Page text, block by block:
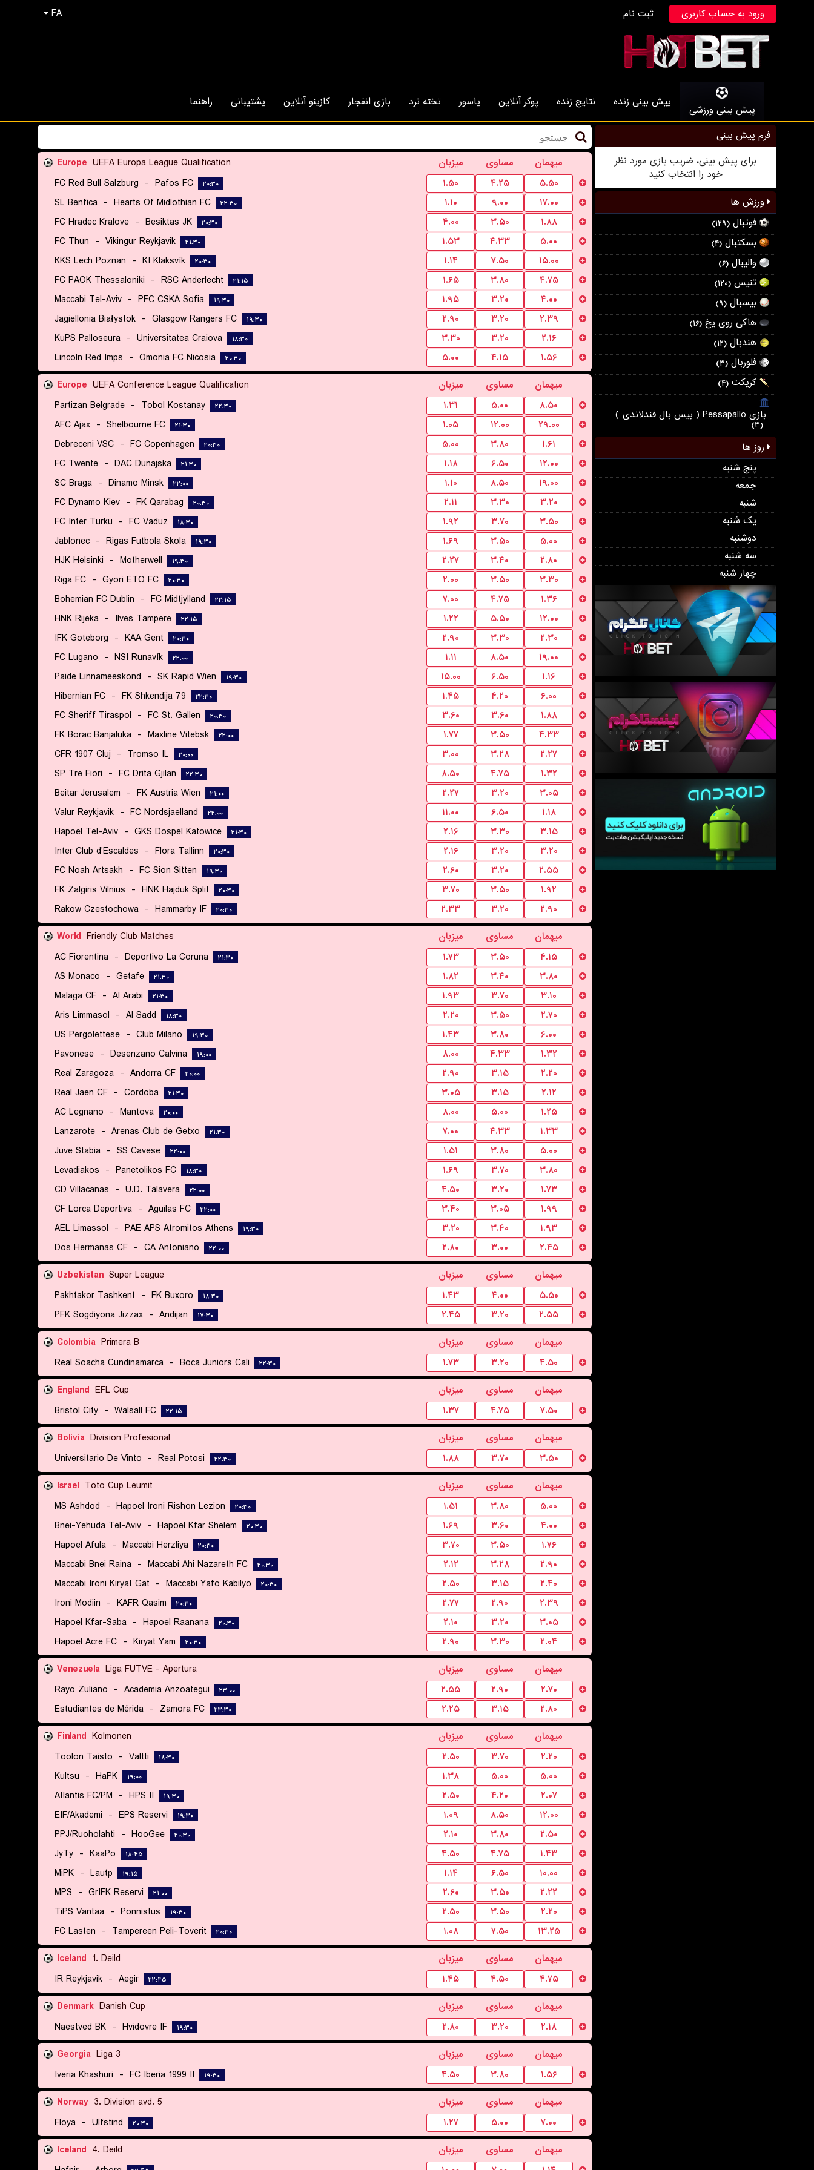
FA ورود به حساب کاربری ثبت نام
پیش بینی ورزشی
پیش بینی زنده نتایج زنده پوکر آنلاین پاسور تخته نرد بازی انفجار کازینو آنلاین پشتیبانی راهنما
فرم پیش بینی
برای پیش بینی، ضریب بازی مورد نظر
خود را انتخاب کنید
ورزش ها
فوتبال (۱۲۹)
بسکتبال (۴)
والیبال (۶)
تنیس (۱۲۰)
بیسبال (۹)
هاکی روی یخ (۱۶)
هندبال (۱۲)
فلوربال (۳)
کریکت (۴)
بازی Pessapallo ( بیس بال فندلاندی )
(۳)
روز ها
پنج شنبه
جمعه
شنبه
یک شنبه
دوشنبه
سه شنبه
چهار شنبه
Europe UEFA Europa League Qualification میزبان مساوی
میهمان
FC Red Bull Salzburg - Pafos FC ۲۰:۳۰ ۱.۵۰ ۴.۲۵
۵.۵۰
SL Benfica - Hearts Of Midlothian FC ۲۲:۳۰ ۱.۱۰ ۹.۰۰
۱۷.۰۰
FC Hradec Kralove - Besiktas JK ۲۰:۳۰ ۴.۰۰ ۳.۵۰
۱.۸۸
FC Thun - Vikingur Reykjavik ۲۱:۳۰ ۱.۵۳ ۴.۳۳
۵.۰۰
KKS Lech Poznan - KI Klaksvík ۲۰:۳۰ ۱.۱۴ ۷.۵۰
۱۵.۰۰
FC PAOK Thessaloniki - RSC Anderlecht ۲۱:۱۵ ۱.۶۵ ۳.۸۰
۴.۷۵
Maccabi Tel-Aviv - PFC CSKA Sofia ۱۹:۳۰ ۱.۹۵ ۳.۲۰
۴.۰۰
Jagiellonia Białystok - Glasgow Rangers FC ۱۹:۳۰ ۲.۹۰ ۳.۲۰
۲.۳۹
KuPS Palloseura - Universitatea Craiova ۱۸:۳۰ ۳.۳۰ ۳.۲۰
۲.۱۶
Lincoln Red Imps - Omonia FC Nicosia ۲۰:۳۰ ۵.۰۰ ۴.۱۵
۱.۵۶
Europe UEFA Conference League Qualification میزبان مساوی
میهمان
Partizan Belgrade - Tobol Kostanay ۲۲:۳۰ ۱.۳۱ ۵.۰۰
۸.۵۰
AFC Ajax - Shelbourne FC ۲۱:۳۰ ۱.۰۵ ۱۲.۰۰
۲۹.۰۰
Debreceni VSC - FC Copenhagen ۲۰:۳۰ ۵.۰۰ ۳.۸۰
۱.۶۱
FC Twente - DAC Dunajska ۲۱:۳۰ ۱.۱۸ ۶.۵۰
۱۲.۰۰
SC Braga - Dinamo Minsk ۲۲:۰۰ ۱.۱۰ ۸.۵۰
۱۹.۰۰
FC Dynamo Kiev - FK Qarabag ۲۰:۳۰ ۲.۱۱ ۳.۳۰
۳.۲۰
FC Inter Turku - FC Vaduz ۱۸:۳۰ ۱.۹۲ ۳.۷۰
۳.۵۰
Jablonec - Rigas Futbola Skola ۱۹:۳۰ ۱.۶۹ ۳.۵۰
۵.۰۰
HJK Helsinki - Motherwell ۱۹:۳۰ ۲.۲۷ ۳.۴۰
۲.۸۰
Riga FC - Gyori ETO FC ۲۰:۳۰ ۲.۰۰ ۳.۵۰
۳.۳۰
Bohemian FC Dublin - FC Midtjylland ۲۲:۱۵ ۷.۰۰ ۴.۷۵
۱.۳۶
HNK Rijeka - Ilves Tampere ۲۲:۱۵ ۱.۲۲ ۵.۵۰
۱۲.۰۰
IFK Goteborg - KAA Gent ۲۰:۳۰ ۲.۹۰ ۳.۳۰
۲.۳۰
FC Lugano - NSI Runavík ۲۲:۰۰ ۱.۱۱ ۸.۵۰
۱۹.۰۰
Paide Linnameeskond - SK Rapid Wien ۱۹:۳۰ ۱۵.۰۰ ۶.۵۰
۱.۱۶
Hibernian FC - FK Shkendija 79 ۲۲:۳۰ ۱.۴۵ ۴.۲۰
۶.۰۰
FC Sheriff Tiraspol - FC St. Gallen ۲۰:۳۰ ۳.۶۰ ۳.۶۰
۱.۸۸
FK Borac Banjaluka - Maxline Vitebsk ۲۲:۰۰ ۱.۷۷ ۳.۵۰
۴.۳۳
CFR 1907 Cluj - Tromso IL ۲۰:۰۰ ۳.۰۰ ۳.۲۸
۲.۲۷
SP Tre Fiori - FC Drita Gjilan ۲۲:۳۰ ۸.۵۰ ۴.۷۵
۱.۳۲
Beitar Jerusalem - FK Austria Wien ۲۱:۰۰ ۲.۲۷ ۳.۲۰
۳.۰۵
Valur Reykjavik - FC Nordsjaelland ۲۲:۰۰ ۱۱.۰۰ ۶.۵۰
۱.۱۸
Hapoel Tel-Aviv - GKS Dospel Katowice ۲۱:۳۰ ۲.۱۶ ۳.۳۰
۳.۱۵
Inter Club d'Escaldes - Flora Tallinn ۲۰:۳۰ ۲.۱۶ ۳.۲۰
۳.۲۰
FC Noah Artsakh - FC Sion Sitten ۱۹:۳۰ ۲.۶۰ ۳.۲۰
۲.۵۵
FK Zalgiris Vilnius - HNK Hajduk Split ۲۰:۳۰ ۳.۷۰ ۳.۵۰
۱.۹۲
Rakow Czestochowa - Hammarby IF ۲۰:۳۰ ۲.۳۳ ۳.۲۰
۲.۹۰
World Friendly Club Matches میزبان مساوی
میهمان
AC Fiorentina - Deportivo La Coruna ۲۱:۳۰ ۱.۷۳ ۳.۵۰
۴.۱۵
AS Monaco - Getafe ۲۱:۳۰ ۱.۸۲ ۳.۴۰
۳.۸۰
Malaga CF - Al Arabi ۲۱:۳۰ ۱.۹۳ ۳.۷۰
۳.۱۰
Aris Limmasol - Al Sadd ۱۸:۳۰ ۲.۲۰ ۳.۵۰
۲.۷۰
US Pergolettese - Club Milano ۱۹:۳۰ ۱.۴۳ ۳.۸۰
۶.۰۰
Pavonese - Desenzano Calvina ۱۹:۰۰ ۸.۰۰ ۴.۳۳
۱.۳۲
Real Zaragoza - Andorra CF ۲۰:۰۰ ۲.۹۰ ۳.۱۵
۲.۲۰
Real Jaen CF - Cordoba ۲۱:۳۰ ۳.۰۵ ۳.۱۵
۲.۱۲
AC Legnano - Mantova ۲۰:۰۰ ۸.۰۰ ۵.۰۰
۱.۲۵
Lanzarote - Arenas Club de Getxo ۲۱:۳۰ ۷.۰۰ ۴.۳۳
۱.۳۳
Juve Stabia - SS Cavese ۲۲:۰۰ ۱.۵۱ ۳.۸۰
۵.۰۰
Levadiakos - Panetolikos FC ۱۸:۳۰ ۱.۶۹ ۳.۷۰
۳.۸۰
CD Villacanas - U.D. Talavera ۲۲:۰۰ ۴.۵۰ ۳.۲۰
۱.۷۳
CF Lorca Deportiva - Aguilas FC ۲۲:۰۰ ۳.۴۰ ۳.۰۵
۱.۹۹
AEL Limassol - PAE APS Atromitos Athens ۱۹:۳۰ ۳.۲۰ ۳.۴۰
۱.۹۳
Dos Hermanas CF - CA Antoniano ۲۲:۰۰ ۲.۸۰ ۳.۰۰
۲.۴۵
Uzbekistan Super League میزبان مساوی
میهمان
Pakhtakor Tashkent - FK Buxoro ۱۸:۳۰ ۱.۴۳ ۴.۰۰
۵.۵۰
PFK Sogdiyona Jizzax - Andijan ۱۷:۳۰ ۲.۴۵ ۳.۲۰
۲.۵۵
Colombia Primera B میزبان مساوی
میهمان
Real Soacha Cundinamarca - Boca Juniors Cali ۲۲:۳۰ ۱.۷۳ ۳.۲۰
۴.۵۰
England EFL Cup میزبان مساوی
میهمان
Bristol City - Walsall FC ۲۲:۱۵ ۱.۳۷ ۴.۷۵
۷.۵۰
Bolivia Division Profesional میزبان مساوی
میهمان
Universitario De Vinto - Real Potosi ۲۲:۳۰ ۱.۸۸ ۳.۷۰
۳.۵۰
Israel Toto Cup Leumit میزبان مساوی
میهمان
MS Ashdod - Hapoel Ironi Rishon Lezion ۲۰:۳۰ ۱.۵۱ ۳.۸۰
۵.۰۰
Bnei-Yehuda Tel-Aviv - Hapoel Kfar Shelem ۲۰:۳۰ ۱.۶۹ ۳.۶۰
۴.۰۰
Hapoel Afula - Maccabi Herzliya ۲۰:۳۰ ۳.۷۰ ۳.۵۰
۱.۷۶
Maccabi Bnei Raina - Maccabi Ahi Nazareth FC ۲۰:۳۰ ۲.۱۲ ۳.۲۸
۲.۹۰
Maccabi Ironi Kiryat Gat - Maccabi Yafo Kabilyo ۲۰:۳۰ ۲.۵۰ ۳.۱۵
۲.۴۰
Ironi Modiin - KAFR Qasim ۲۰:۳۰ ۲.۷۷ ۲.۹۰
۲.۳۹
Hapoel Kfar-Saba - Hapoel Raanana ۲۰:۳۰ ۲.۱۰ ۳.۲۰
۳.۰۵
Hapoel Acre FC - Kiryat Yam ۲۰:۳۰ ۲.۹۰ ۳.۳۰
۲.۰۴
Venezuela Liga FUTVE - Apertura میزبان مساوی
میهمان
Rayo Zuliano - Academia Anzoategui ۲۳:۰۰ ۲.۵۵ ۲.۹۰
۲.۷۰
Estudiantes de Mérida - Zamora FC ۲۳:۳۰ ۲.۲۵ ۳.۱۵
۲.۸۰
Finland Kolmonen میزبان مساوی
میهمان
Toolon Taisto - Valtti ۱۸:۳۰ ۲.۵۰ ۳.۷۰
۲.۲۰
Kultsu - HaPK ۱۹:۰۰ ۱.۳۸ ۵.۰۰
۵.۰۰
Atlantis FC/PM - HPS II ۱۹:۳۰ ۲.۵۰ ۴.۲۰
۲.۰۷
EIF/Akademi - EPS Reservi ۱۹:۳۰ ۱.۰۹ ۸.۵۰
۱۲.۰۰
PPJ/Ruoholahti - HooGee ۲۰:۳۰ ۲.۱۰ ۳.۸۰
۲.۵۰
JyTy - KaaPo ۱۸:۴۵ ۴.۵۰ ۴.۷۵
۱.۴۳
MiPK - Lautp ۱۹:۱۵ ۱.۱۴ ۶.۵۰
۱۰.۰۰
MPS - GrIFK Reservi ۲۱:۰۰ ۲.۶۰ ۳.۵۰
۲.۲۲
TiPS Vantaa - Ponnistus ۱۹:۳۰ ۲.۵۰ ۳.۵۰
۲.۲۰
FC Lasten - Tampereen Peli-Toverit ۲۰:۳۰ ۱.۰۸ ۷.۵۰
۱۳.۲۵
Iceland 1. Deild میزبان مساوی
میهمان
IR Reykjavik - Aegir ۲۲:۴۵ ۱.۴۵ ۴.۵۰
۴.۷۵
Denmark Danish Cup میزبان مساوی
میهمان
Naestved BK - Hvidovre IF ۱۹:۳۰ ۲.۸۰ ۳.۲۰
۲.۱۸
Georgia Liga 3 میزبان مساوی
میهمان
Iveria Khashuri - FC Iberia 1999 II ۱۹:۳۰ ۴.۵۰ ۳.۸۰
۱.۵۶
Norway 3. Division avd. 5 میزبان مساوی
میهمان
Floya - Ulfstind ۲۰:۳۰ ۱.۲۷ ۵.۰۰
۷.۰۰
Iceland 4. Deild میزبان مساوی
میهمان